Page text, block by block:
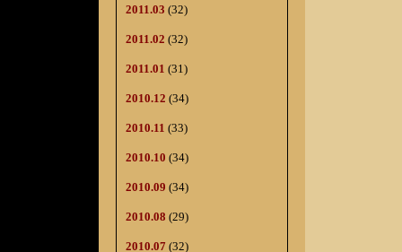
2011.03 (32)
2011.02 (32)
2011.01 (31)
2010.12 (34)
2010.11 (33)
2010.10 (34)
2010.09 (34)
2010.08 (29)
2010.07 (32)